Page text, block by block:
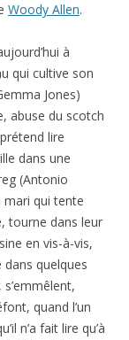
Woody Allen.
à
qui cultive son
Jones)
abuse du scotch
lire
dans une
(Antonio
mari qui tente
tourne dans leur
en vis-à-vis,
quelques
quand l’un
n’a fait lire qu’à